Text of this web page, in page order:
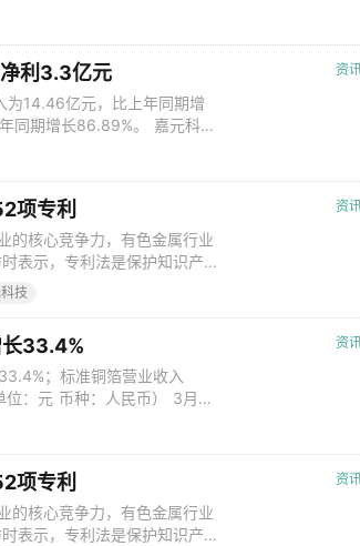
产与销售。该企业在科创板募
资
利3.3亿元
为14.46亿元，比上年同期增
同期增长86.89%。 嘉元科技
企业嘉元科技（688388）披
资
项专利
的核心竞争力，有色金属行业
表示，专利法是保护知识产
专利法的规定，虽然专利法在
技
资
33.4%
；标准铜箔营业收入
：元 币种：人民币） 3月30
现营业收入14.46亿元，同比
资
项专利
的核心竞争力，有色金属行业
表示，专利法是保护知识产